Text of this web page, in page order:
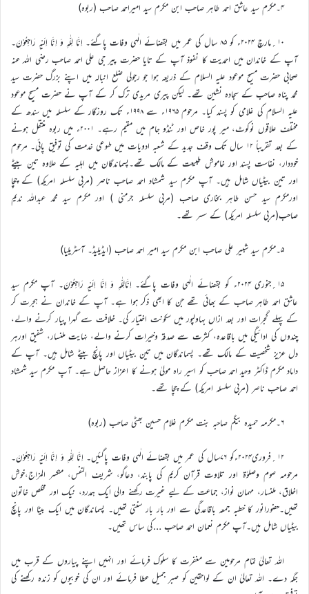
۴۔مکرم سید عاشق احمد طاہر صاحب ابن مکرم سید امیراحمد صاحب (ربوہ)
۱۰؍مارچ ۲۰۲۴ء کو ۸۵ سال کی عمر میں بقضائے الٰہی وفات پاگئے۔ اِنَّا لِلّٰہِ وَ اِنَّا اِلَیْہِ رَاجِعُوْنَ۔
آپ کے خاندان میں احمدیت کا نفوذ آپ کے تایا حضرت پیر جی علی احمد صاحب رضی اللہ عنہ
صحابی حضرت مسیح موعود علیہ السلام کے ذریعہ ہوا جو رجولی ضلع انبالہ میں اپنے بزرگ حضرت سید
محمد پناہ صاحب کے سجادہ نشین تھے۔ لیکن پیری مریدی ترک کر کے آپ نے حضرت مسیح موعود
علیہ السلام کی غلامی کو پسند کیا۔ مرحوم ۱۹۶۵ء سے ۱۹۹۸ء تک روزگار کے سلسلہ میں سندھ کے
مختلف علاقوں نوکوٹ، میر پور خاص اور ٹنڈو جام میں مقیم رہے۔ ۲۰۰۱ء میں ربوہ منتقل ہونے
کے بعد تقریباً ۱۲ سال تک وقف جدید کے شعبہ ادویات میں طوعی خدمت کی توفیق پائی۔ مرحوم
خوددار، نفاست پسند اور خاموش طبیعت کے مالک تھے۔پسماندگان میں اہلیہ کے علاوہ تین بیٹے
اور تین بیٹیاں شامل ہیں۔ آپ مکرم سید شمشاد احمد صاحب ناصر (مربی سلسلہ امریکہ) کے چچا
اورمکرم سید حسن طاہر بخاری صاحب (مربی سلسلہ جرمنی ) اور مکرم سید محمد عبداللہ ندیم
صاحب(مربی سلسلہ امریکہ) کے سسر تھے۔
۵۔مکرم سید شبیر علی صاحب ابن مکرم سید امیر احمد صاحب (ایڈیلیڈ۔ آسٹریلیا)
۱۵؍جنوری ۲۰۲۴ء کو بقضائے الٰہی وفات پاگئے۔ اِنَّالِلّٰہِ وَ اِنَّا اِلَیْہِ رَاجِعُوْنَ۔ آپ مکرم سید
عاشق احمد طاہر صاحب کے بھائی تھے جن کا ابھی ذکر ہوا ہے۔ آپ کے خاندان نے ہجرت کر
کے پہلے گجرات اور بعد ازاں بہاولپور میں سکونت اختیار کی۔ خلافت سے گہرا پیار کرنے والے،
چندوں کی ادائیگی میں باقاعدہ، کثرت سے صدقہ وخیرات کرنے والے، نہایت ملنسار، شفیق اورہر
دل عزیز شخصیت کے مالک تھے۔ پسماندگان میں تین بیٹیاں اور پانچ بیٹے شامل ہیں۔ آپ کے
داماد مکرم ڈاکٹر وحید احمد صاحب کو اسیر راہ مولیٰ ہونے کا اعزاز حاصل ہے۔ آپ مکرم سید شمشاد
احمد صاحب ناصر (مربی سلسلہ امریکہ) کے چچا تھے۔
۶۔مکرمہ حمیدہ بیگم صاحبہ بنت مکرم غلام حسین بھٹی صاحب (ربوہ)
۱۲؍فروری۲۰۲۴ءکو ۷۶سال کی عمر میں بقضائے الٰہی وفات پاگئیں۔ اِنَّا لِلّٰہِ وَ اِنَّا اِلَیْہِ رَاجِعُوْنَ۔
مرحومہ صوم وصلوٰۃ اور تلاوت قرآن کریم کی پابند، دعاگو، شریف النفس، منکسر المزاج،خوش
اخلاق، ملنسار، مہمان نواز، جماعت کے لیے غیرت رکھنے والی ایک ہمدرد، نیک اور مخلص خاتون
تھیں۔حضورانور کا خطبہ جمعہ باقاعدگی سے اور بار بار سنتی تھیں۔ پسماندگان میں ایک بیٹا اور پانچ
بیٹیاں شامل ہیں۔آپ مکرم نعمان احمد صاحب …کی ساس تھیں۔
اللہ تعالیٰ تمام مرحومین سے مغفرت کا سلوک فرمائے اور انہیں اپنے پیاروں کے قرب میں
جگہ دے۔ اللہ تعالیٰ ان کے لواحقین کو صبر جمیل عطا فرمائے اور ان کی خوبیوں کو زندہ رکھنے کی